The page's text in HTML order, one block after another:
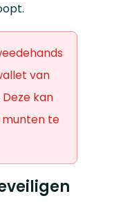
van
kan
munten te